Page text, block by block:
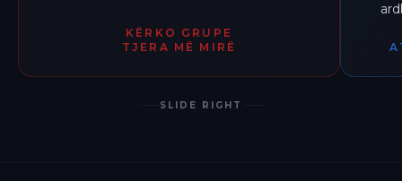
KËRKO GRUPE
TJERA MË MIRË
SLIDE RIGHT